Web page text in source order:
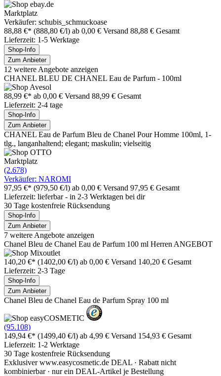
Marktplatz
Verkäufer: schubis_schmuckoase
88,88 €* (888,80 €/l) ab 0,00 € Versand 88,88 € Gesamt
Lieferzeit: 1-5 Werktage
Shop-Info
Zum Anbieter
12 weitere Angebote anzeigen
CHANEL BLEU DE CHANEL Eau de Parfum - 100ml
88,99 €* ab 0,00 € Versand 88,99 € Gesamt
Lieferzeit: 2-4 tage
Shop-Info
Zum Anbieter
CHANEL Eau de Parfum Bleu de Chanel Pour Homme 100ml, 1-
tlg., langanhaltend; elegant; maskulin; vielseitig
Marktplatz
(2.678)
Verkäufer: NAROMI
97,95 €* (979,50 €/l) ab 0,00 € Versand 97,95 € Gesamt
Lieferzeit: lieferbar - in 2-3 Werktagen bei dir
30 Tage kostenfreie Rücksendung
Shop-Info
Zum Anbieter
7 weitere Angebote anzeigen
Chanel Bleu de Chanel Eau de Parfum 100 ml Herren ANGEBOT
140,20 €* (1402,00 €/l) ab 0,00 € Versand 140,20 € Gesamt
Lieferzeit: 2-3 Tage
Shop-Info
Zum Anbieter
Chanel Bleu de Chanel Eau de Parfum Spray 100 ml
(95.108)
149,94 €* (1499,40 €/l) ab 4,99 € Versand 154,93 € Gesamt
Lieferzeit: 1-2 Werktage
30 Tage kostenfreie Rücksendung
Exklusiver www.easycosmetic.de DEAL · Rabatt nicht
kombinierbar · nur ein DEAL-Artikel je Bestellung